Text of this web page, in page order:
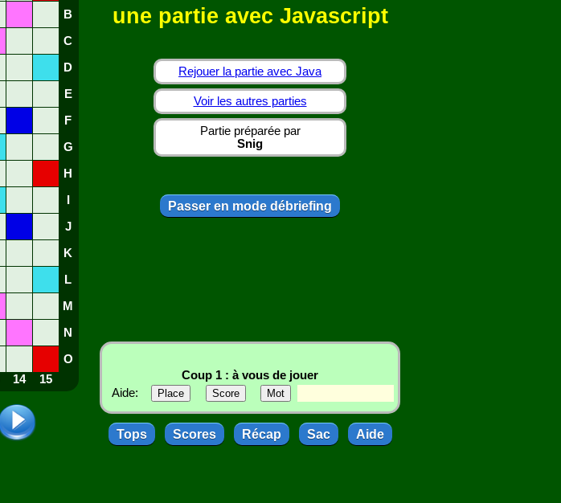
B
C
D
E
F
G
H
J
K
L
M
N
O
14 15
une partie avec Javascript
Rejouer la partie avec Java
Voir les autres parties
Partie préparée par
Snig
Passer en mode débriefing
Coup 1 : à vous de jouer
Aide:
Tops Scores Récap Sac Aide